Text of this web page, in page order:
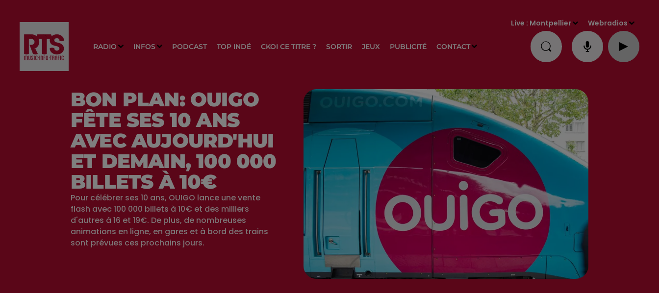
RADIO INFOS PODCAST TOP INDÉ CKOI CE TITRE ? SORTIR JEUX PUBLICITÉ CONTACT
Live : Montpellier Webradios
BON PLAN: OUIGO
FÊTE SES 10 ANS
AVEC AUJOURD'HUI
ET DEMAIN, 100 000
BILLETS À 10€
Pour célébrer ses 10 ans, OUIGO lance une vente
flash avec 100 000 billets à 10€ et des milliers
d'autres à 16 et 19€. De plus, de nombreuses
animations en ligne, en gares et à bord des trains
sont prévues ces prochains jours.